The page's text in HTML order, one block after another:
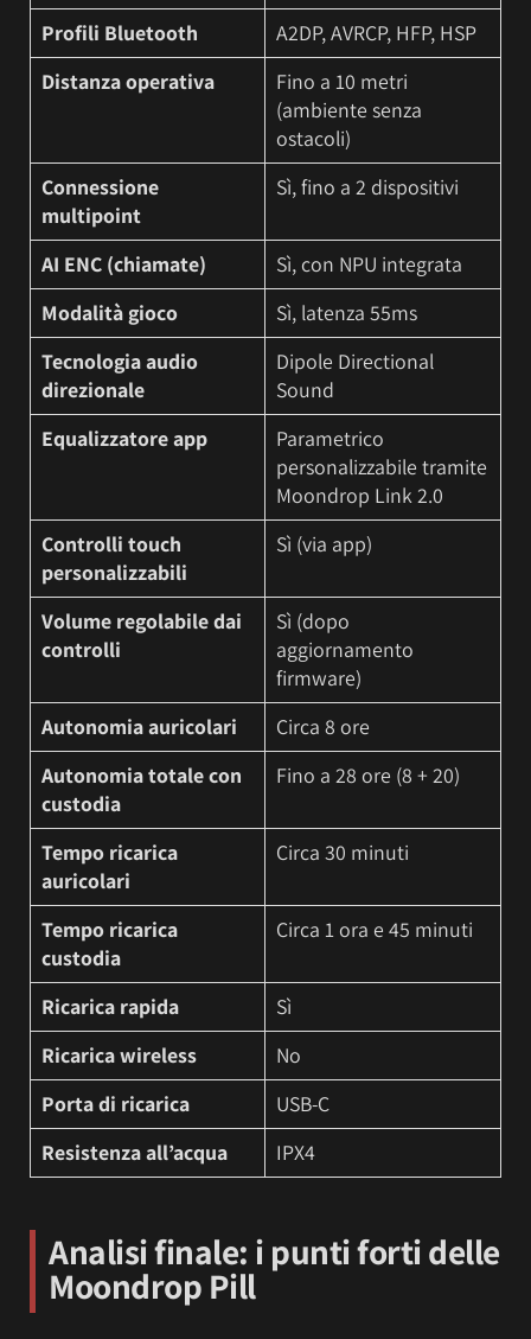
Profili Bluetooth
A2DP, AVRCP, HFP, HSP
Distanza operativa
Fino a 10 metri
(ambiente senza
ostacoli)
Connessione
multipoint
Sì, fino a 2 dispositivi
AI ENC (chiamate)
Sì, con NPU integrata
Modalità gioco
Sì, latenza 55ms
Tecnologia audio
direzionale
Dipole Directional
Sound
Equalizzatore app
Parametrico
personalizzabile tramite
Moondrop Link 2.0
Controlli touch
personalizzabili
Sì (via app)
Volume regolabile dai
controlli
Sì (dopo
aggiornamento
firmware)
Autonomia auricolari
Circa 8 ore
Autonomia totale con
custodia
Fino a 28 ore (8 + 20)
Tempo ricarica
auricolari
Circa 30 minuti
Tempo ricarica
custodia
Circa 1 ora e 45 minuti
Ricarica rapida
Sì
Ricarica wireless
No
Porta di ricarica
USB-C
Resistenza all’acqua
IPX4
Analisi finale: i punti forti delle
Moondrop Pill